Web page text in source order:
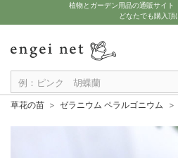
植物とガーデン用品の通販サイ
どなたでも購入頂
草花の苗 ゼラニウム ペラルゴニウム